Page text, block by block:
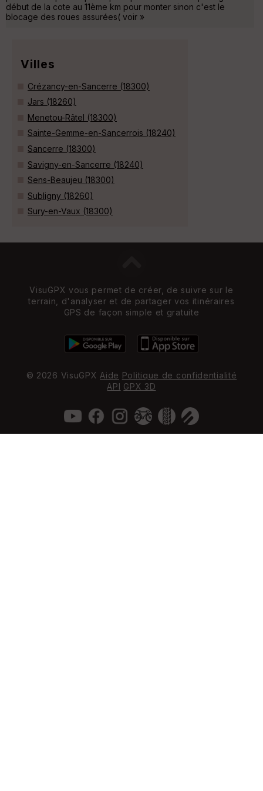
début de la cote au 11ème km pour monter sinon c'est le
blocage des roues assurées( voir »
Villes
Crézancy-en-Sancerre (18300)
Jars (18260)
Menetou-Râtel (18300)
Sainte-Gemme-en-Sancerrois (18240)
Sancerre (18300)
Savigny-en-Sancerre (18240)
Sens-Beaujeu (18300)
Subligny (18260)
Sury-en-Vaux (18300)
VisuGPX vous permet de créer, de suivre sur le
terrain, d'analyser et de partager vos itinéraires
GPS de façon simple et gratuite
© 2026 VisuGPX Aide Politique de confidentialité
API GPX 3D